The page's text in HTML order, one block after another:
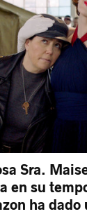
Sra.
en su
ha dado